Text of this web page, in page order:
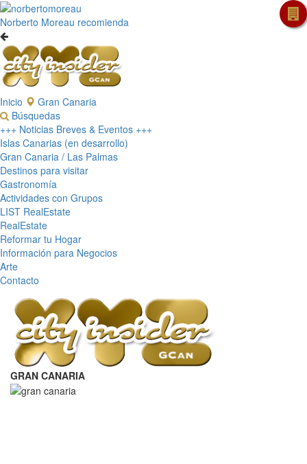
Norberto Moreau recomienda
Inicio
Gran Canaria
Búsquedas
+++ Noticias Breves & Eventos +++
Islas Canarias (en desarrollo)
Gran Canaria / Las Palmas
Destinos para visitar
Gastronomía
Actividades con Grupos
LIST RealEstate
RealEstate
Reformar tu Hogar
Información para Negocios
Arte
Contacto
GRAN CANARIA